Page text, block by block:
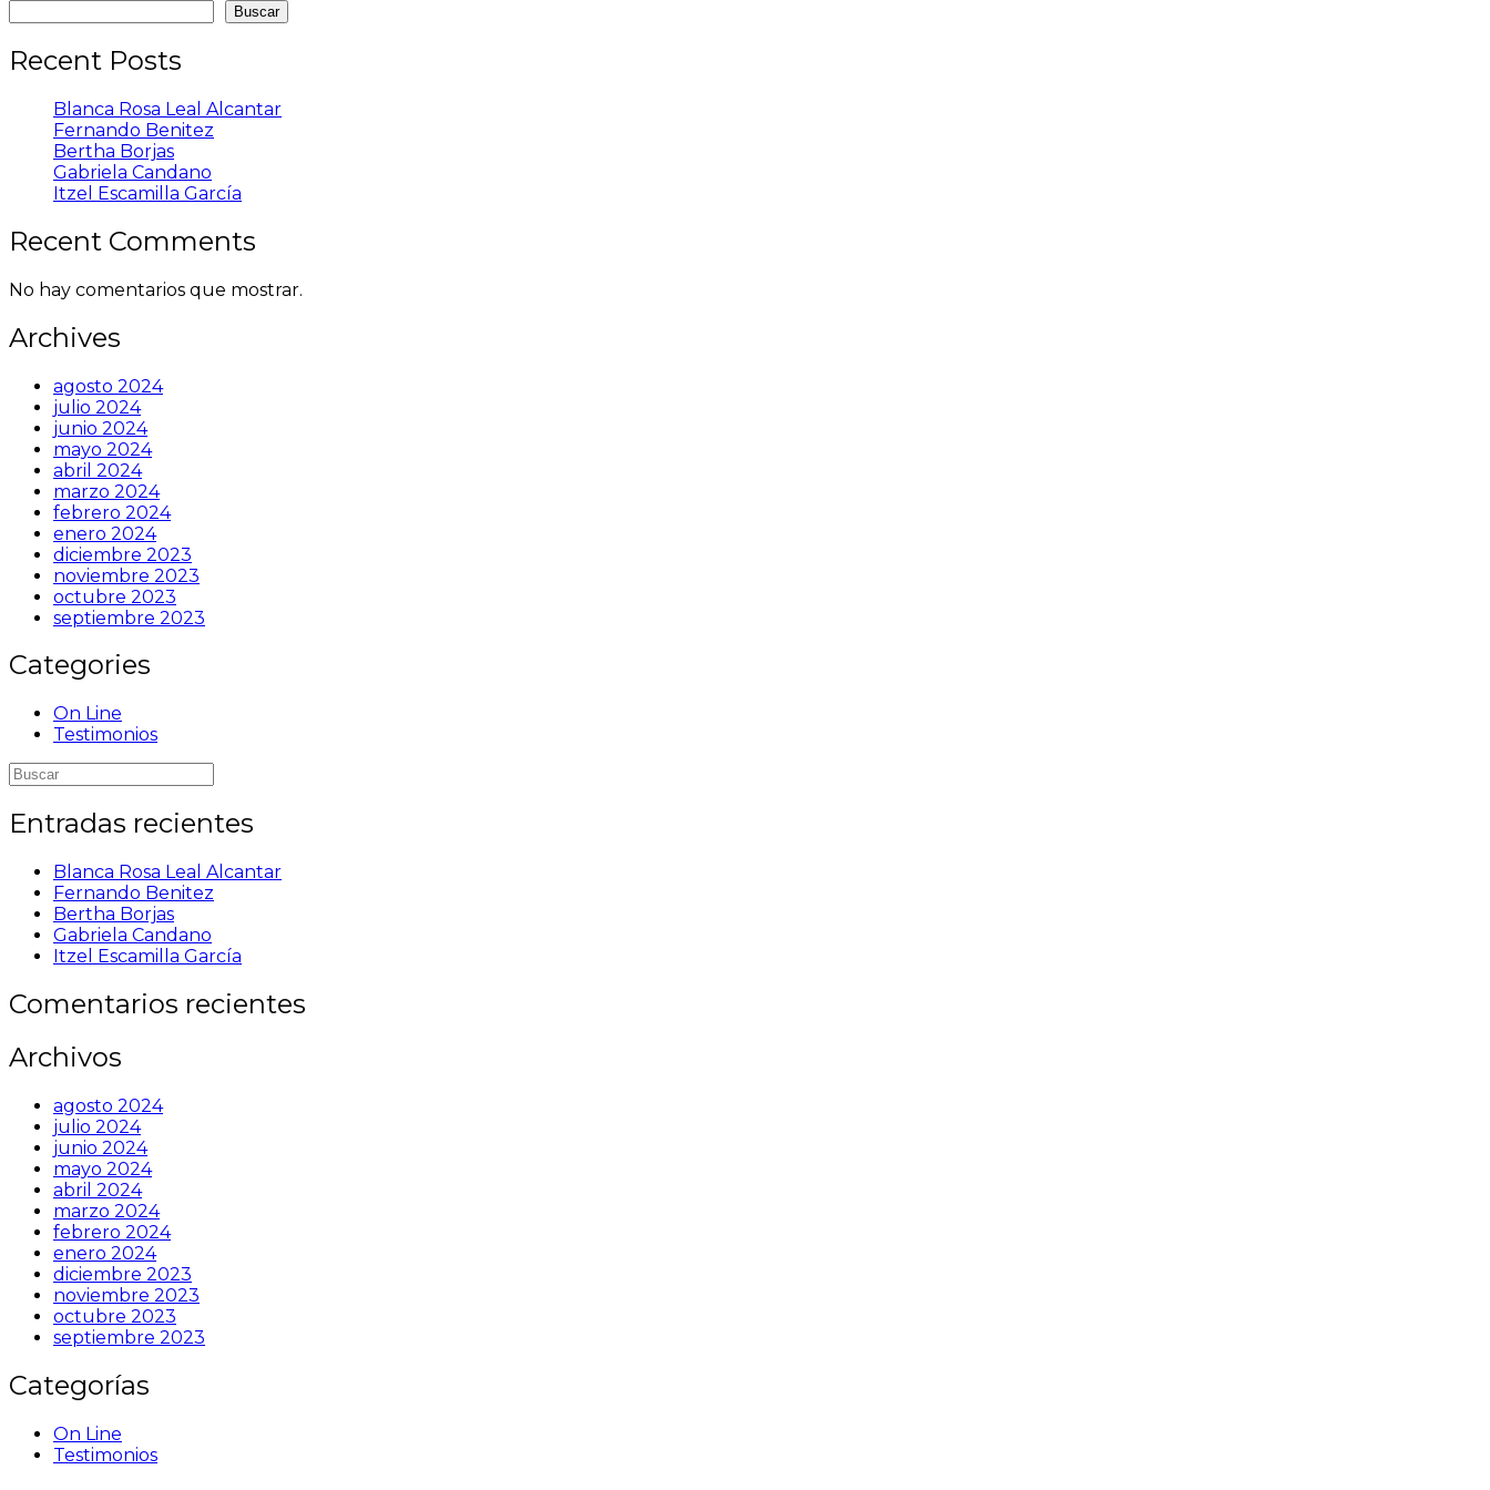
Buscar
Recent Posts
Blanca Rosa Leal Alcantar
Fernando Benitez
Bertha Borjas
Gabriela Candano
Itzel Escamilla García
Recent Comments
No hay comentarios que mostrar.
Archives
agosto 2024
julio 2024
junio 2024
mayo 2024
abril 2024
marzo 2024
febrero 2024
enero 2024
diciembre 2023
noviembre 2023
octubre 2023
septiembre 2023
Categories
On Line
Testimonios
Buscar:
Entradas recientes
Blanca Rosa Leal Alcantar
Fernando Benitez
Bertha Borjas
Gabriela Candano
Itzel Escamilla García
Comentarios recientes
Archivos
agosto 2024
julio 2024
junio 2024
mayo 2024
abril 2024
marzo 2024
febrero 2024
enero 2024
diciembre 2023
noviembre 2023
octubre 2023
septiembre 2023
Categorías
On Line
Testimonios